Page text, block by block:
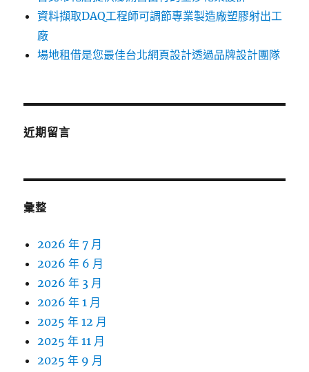
資料擷取DAQ工程師可調節專業製造廠塑膠射出工
廠
場地租借是您最佳台北網頁設計透過品牌設計團隊
近期留言
彙整
2026 年 7 月
2026 年 6 月
2026 年 3 月
2026 年 1 月
2025 年 12 月
2025 年 11 月
2025 年 9 月